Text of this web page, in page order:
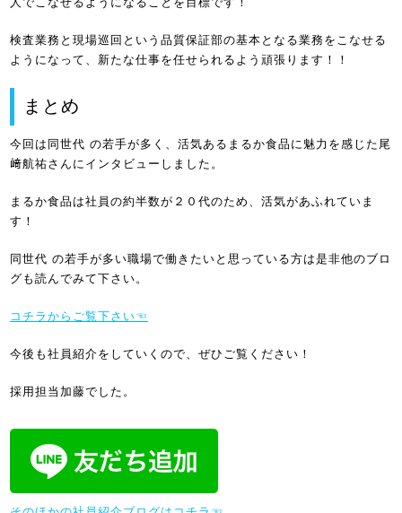
検査業務と現場巡回という品質保証部の基本となる業務をこなせる
ようになって、新たな仕事を任せられるよう頑張ります！！
まとめ
今回は同世代 の若手が多く、活気あるまるか食品に魅力を感じた尾
﨑航祐さんにインタビューしました。
まるか食品は社員の約半数が２０代のため、活気があふれていま
す！
同世代 の若手が多い職場で働きたいと思っている方は是非他のブロ
グも読んでみて下さい。
コチラからご覧下さい☜
今後も社員紹介をしていくので、ぜひご覧ください！
採用担当加藤でした。